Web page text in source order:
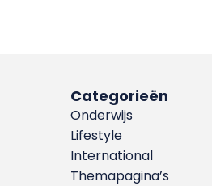
Categorieën
Onderwijs
Lifestyle
International
Themapagina’s